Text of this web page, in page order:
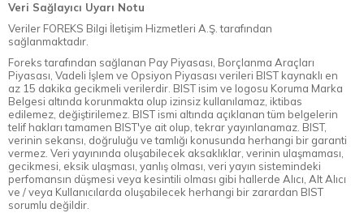
Veri Sağlayıcı Uyarı Notu
Veriler FOREKS Bilgi İletişim Hizmetleri A.Ş. tarafından
sağlanmaktadır.
Foreks tarafından sağlanan Pay Piyasası, Borçlanma Araçları
Piyasası, Vadeli İşlem ve Opsiyon Piyasası verileri BIST kaynaklı en
az 15 dakika gecikmeli verilerdir. BIST isim ve logosu Koruma Marka
Belgesi altında korunmakta olup izinsiz kullanılamaz, iktibas
edilemez, değiştirilemez. BIST ismi altında açıklanan tüm belgelerin
telif hakları tamamen BIST'ye ait olup, tekrar yayınlanamaz. BIST,
verinin sekansı, doğruluğu ve tamlığı konusunda herhangi bir garanti
vermez. Veri yayınında oluşabilecek aksaklıklar, verinin ulaşmaması,
gecikmesi, eksik ulaşması, yanlış olması, veri yayın sistemindeki
perfomansın düşmesi veya kesintili olması gibi hallerde Alıcı, Alt Alıcı
ve / veya Kullanıcılarda oluşabilecek herhangi bir zarardan BIST
sorumlu değildir.